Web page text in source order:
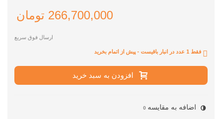
266,700,000 تومان
ارسال فوق سریع
فقط 1 عدد در انبار باقیست - پیش از اتمام بخرید
افزودن به سبد خرید
اضافه به مقایسه 0